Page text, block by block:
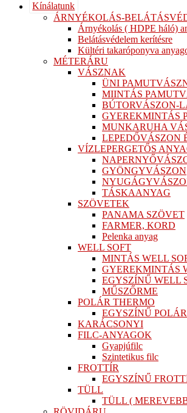
Kínálatunk
ÁRNYÉKOLÁS-
Árnyékolás ( HDPE háló)
Belátásvédelem kerítésre
Kültéri takaróponyva
MÉTERÁRU
VÁSZNAK
ÜNI
MIINTÁS
BÚTORVÁSZON-
GYEREKMINTÁS
MUNKARUHA
LEPEDŐVÁSZON
VÍZLEPERGETŐS
GYÖNGYVÁSZON
TÁSKAANYAG
SZÖVETEK
PANAMA SZÖVET
FARMER, KORD
Pelenka anyag
WELL SOFT
MINTÁS WELL
GYEREKMINTÁS
EGYSZÍNŰ WELL
MŰSZŐRME
POLÁR THERMO
EGYSZÍNŰ
KARÁCSONYI
FILC-ANYAGOK
Gyapjúfilc
Szintetikus filc
FROTTÍR
EGYSZÍNŰ
TÜLL
TÜLL (